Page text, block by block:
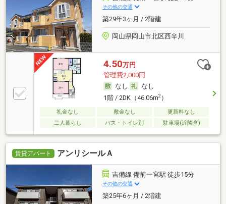
その他の交通
築29年3ヶ月 / 2階建
岡山県岡山市北区西辛川
4.50万円
管理費2,000円
なし
なし
1階 / 2DK（46.06m2）
礼金なし 敷金なし
更新料なし
二人暮らし
バス・トイレ別 駐車場(近隣含)
賃貸アパート アンリシールＡ
吉備線 備前一宮駅 徒歩15分
その他の交通
築25年6ヶ月 / 2階建